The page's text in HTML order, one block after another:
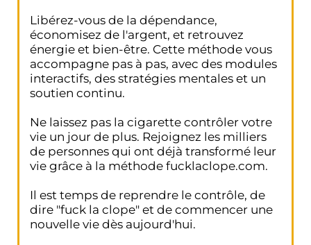
Libérez-vous de la dépendance,
économisez de l'argent, et retrouvez
énergie et bien-être. Cette méthode vous
accompagne pas à pas, avec des modules
interactifs, des stratégies mentales et un
soutien continu.
Ne laissez pas la cigarette contrôler votre
vie un jour de plus. Rejoignez les milliers
de personnes qui ont déjà transformé leur
vie grâce à la méthode fucklaclope.com.
Il est temps de reprendre le contrôle, de
dire "fuck la clope" et de commencer une
nouvelle vie dès aujourd'hui.